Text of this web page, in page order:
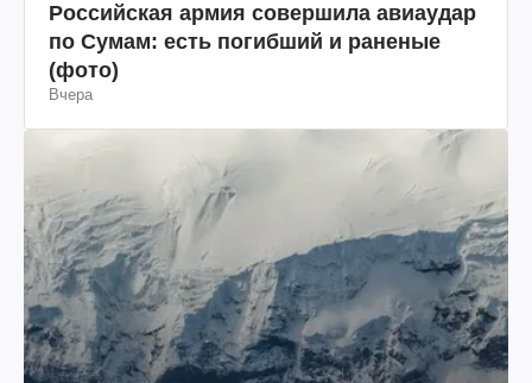
Российская армия совершила авиаудар
по Сумам: есть погибший и раненые
(фото)
Вчера